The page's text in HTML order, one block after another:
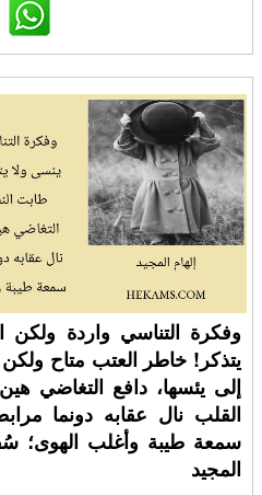
وفكرة التناسي واردة ولكن
يتذكر! خاطر العتب متاح
إلى يئسها، دافع التغاضي
القلب نال عقابه دونما
سمعة طيبة وأغلب الهوى؛
المجيد